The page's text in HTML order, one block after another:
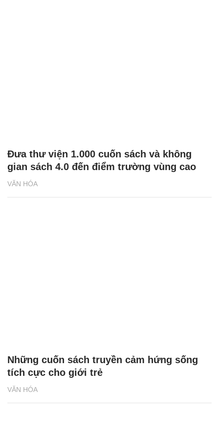
VĂN HÓA
Đưa thư viện 1.000 cuốn sách và không
gian sách 4.0 đến điểm trường vùng cao
VĂN HÓA
Những cuốn sách truyền cảm hứng sống
tích cực cho giới trẻ